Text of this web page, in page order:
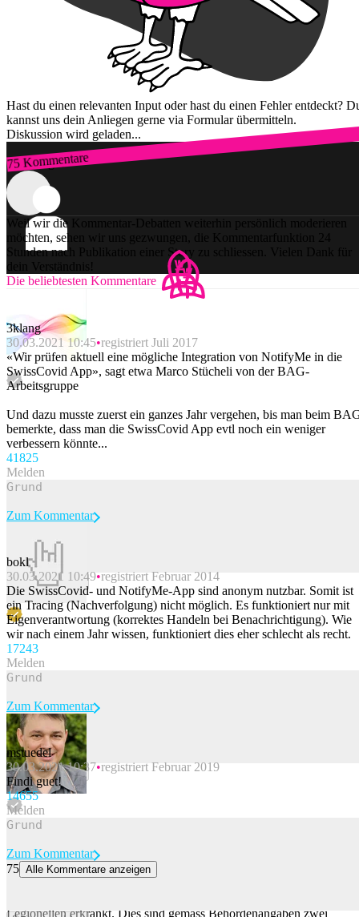
Hast du einen relevanten Input oder hast du einen Fehler entdeckt?
kannst uns dein Anliegen gerne via Formular übermitteln.
Diskussion wird geladen...
75 Kommentare
Zum Login
Weil wir die Kommentar-Debatten weiterhin persönlich moderieren
möchten, sehen wir uns gezwungen, die Kommentarfunktion 24
Stunden nach Publikation einer Story zu schliessen. Vielen Dank für
dein Verständnis!
Die beliebtesten Kommentare
3klang
30.03.2021 10:45 registriert Juli 2017
«Wir prüfen aktuell eine mögliche Integration von NotifyMe in die
SwissCovid App», sagt etwa Marco Stücheli von der BAG-
Arbeitsgruppe
Und dazu musste zuerst ein ganzes Jahr vergehen, bis man beim
bemerkte, dass man die SwissCovid App evtl noch ein weniger
verbessern könnte...
41825
Melden
Beitrag melden
Zum Kommentar
bokl
30.03.2021 10:49 registriert Februar 2014
Die SwissCovid- und NotifyMe-App sind anonym nutzbar. Somit ist
ein Tracing (Nachverfolgung) nicht möglich. Es funktioniert nur mit
Eigenverantwortung (korrektes Handeln bei Benachrichtigung). Wie
wir nach einem Jahr wissen, funktioniert dies eher schlecht als recht.
17243
Melden
Beitrag melden
Zum Kommentar
mstuedel
30.03.2021 10:37 registriert Februar 2019
Findi guet!
14655
Melden
Zum Kommentar
75 Alle Kommentare anzeigen
Legionellen erkrankt. Dies sind gemäss Behördenangaben zwei